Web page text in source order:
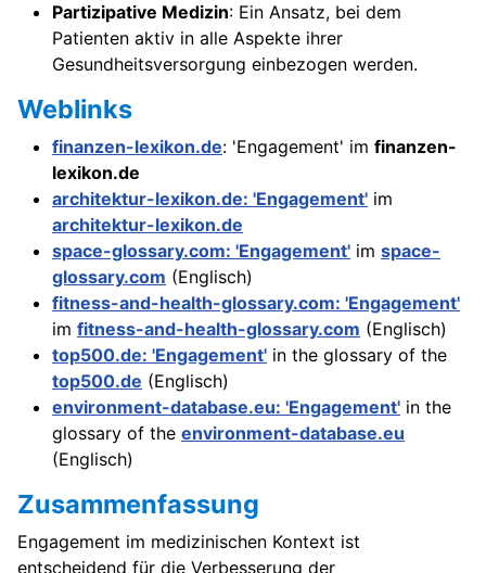
Partizipative Medizin: Ein Ansatz, bei dem
Patienten aktiv in alle Aspekte ihrer
Gesundheitsversorgung einbezogen werden.
Weblinks
finanzen-lexikon.de: 'Engagement' im finanzen-
lexikon.de
architektur-lexikon.de: 'Engagement' im
architektur-lexikon.de
space-glossary.com: 'Engagement' im space-
glossary.com (Englisch)
fitness-and-health-glossary.com: 'Engagement'
im fitness-and-health-glossary.com (Englisch)
top500.de: 'Engagement' in the glossary of the
top500.de (Englisch)
environment-database.eu: 'Engagement' in the
glossary of the environment-database.eu
(Englisch)
Zusammenfassung
Engagement im medizinischen Kontext ist
entscheidend für die Verbesserung der